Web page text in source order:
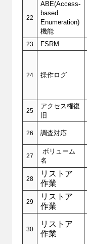
22
ABE(Access-
based
Enumeration)
機能
23 FSRM
24 操作ログ
25
アクセス権復
旧
26 調査対応
27
ボリューム
名
28
リストア
作業
29
リストア
作業
30
リストア
作業